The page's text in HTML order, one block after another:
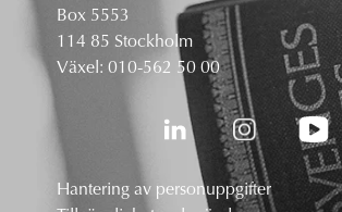
Box 5553
114 85 Stockholm
Växel: 010-562 50 00
Hantering av personuppgifter